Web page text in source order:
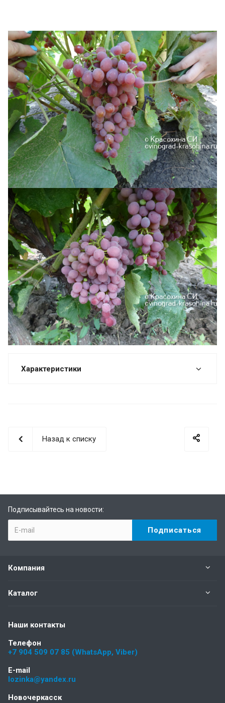
Характеристики
Назад к списку
Подписывайтесь на новости:
Компания
Каталог
Наши контакты
Телефон
+7 904 509 07 85 (WhatsApp, Viber)
E-mail
lozinka@yandex.ru
Новочеркасск